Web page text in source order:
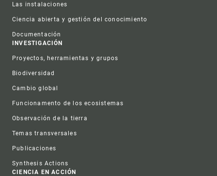
Las instalaciones
Ciencia abierta y gestión del conocimiento
Documentación
INVESTIGACIÓN
Proyectos, herramientas y grupos
Biodiversidad
Cambio global
Funcionamento de los ecosistemas
Observación de la tierra
Temas transversales
Publicaciones
Synthesis Actions
CIENCIA EN ACCIÓN